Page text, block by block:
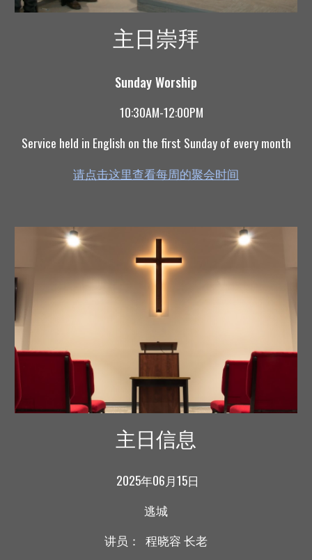
主日崇拜
Sunday Worship
10:30AM-12:00PM
Service held in English on the first Sunday of every month
请点击这里查看每周的聚会时间
主日信息
2025年06月15日
逃城
讲员： 程晓容长老